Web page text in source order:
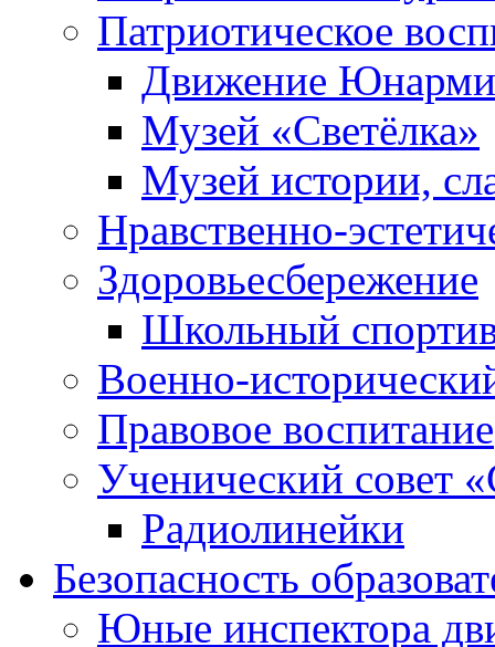
Патриотическое
Движение
Музей «Светёлка»
Музей истории,
Нравственно-
Здоровьесбережение
Школьный
Военно-
Правовое воспитание
Ученический совет
Радиолинейки
Безопасность
Юные инспектора